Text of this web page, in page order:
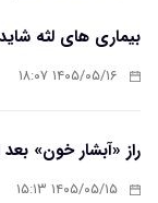
بیماری های لثه شاید
۱۴۰۵/۰۵/۱۶ ۱۸:۰۷
راز «آبشار خون»
۱۴۰۵/۰۵/۱۵ ۱۵:۱۳